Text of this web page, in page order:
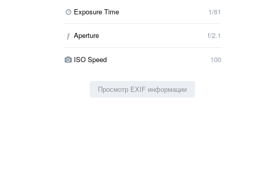
Exposure Time 1/61
f Aperture f/2.1
ISO Speed 100
Просмотр EXIF информации